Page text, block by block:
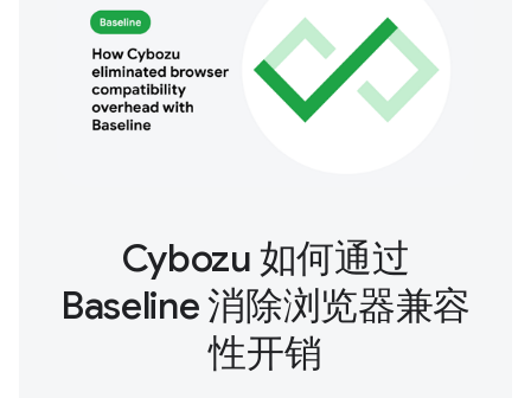
Cybozu 如何通过
Baseline 消除浏览器兼容
性开销